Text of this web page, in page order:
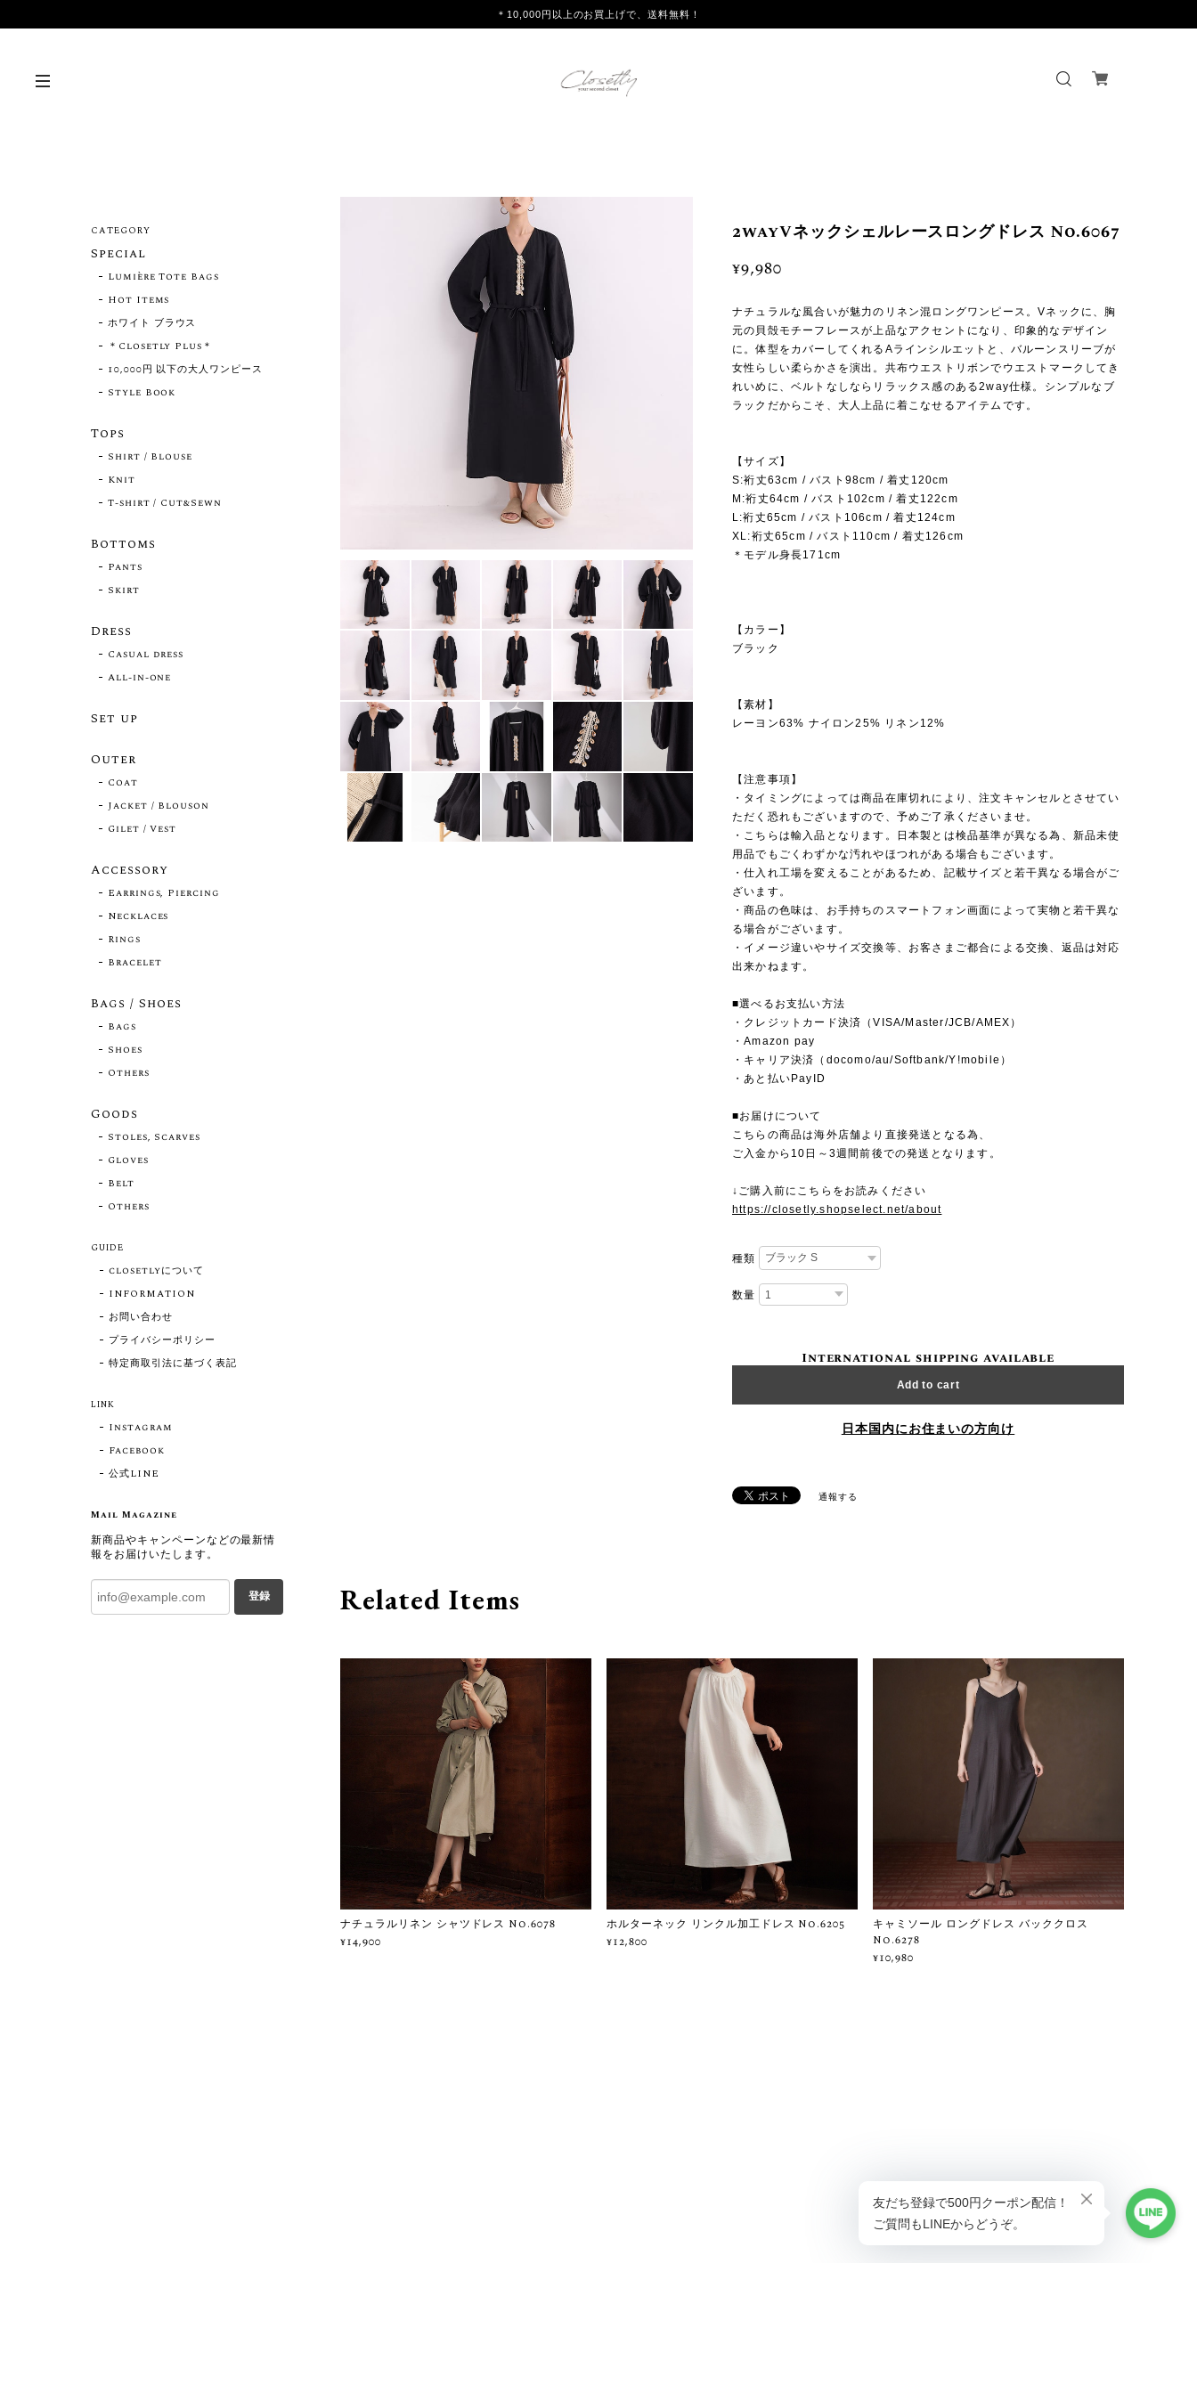
＊10,000円以上のお買上げで、送料無料！
2wayVネックシェルレースロングドレス No.6067
¥9,980
ナチュラルな風合いが魅力のリネン混ロングワンピース。Vネックに、胸
元の貝殻モチーフレースが上品なアクセントになり、印象的なデザイン
に。体型をカバーしてくれるAラインシルエットと、バルーンスリーブが
女性らしい柔らかさを演出。共布ウエストリボンでウエストマークしてき
れいめに、ベルトなしならリラックス感のある2way仕様。シンプルなブ
ラックだからこそ、大人上品に着こなせるアイテムです。
【サイズ】
S:裄丈63cm / バスト98cm / 着丈120cm
M:裄丈64cm / バスト102cm / 着丈122cm
L:裄丈65cm / バスト106cm / 着丈124cm
XL:裄丈65cm / バスト110cm / 着丈126cm
＊モデル身長171cm
【カラー】
ブラック
【素材】
レーヨン63% ナイロン25% リネン12%
【注意事項】
・タイミングによっては商品在庫切れにより、注文キャンセルとさせてい
ただく恐れもございますので、予めご了承くださいませ。
・こちらは輸入品となります。日本製とは検品基準が異なる為、新品未使
用品でもごくわずかな汚れやほつれがある場合もございます。
・仕入れ工場を変えることがあるため、記載サイズと若干異なる場合がご
ざいます。
・商品の色味は、お手持ちのスマートフォン画面によって実物と若干異な
る場合がございます。
・イメージ違いやサイズ交換等、お客さまご都合による交換、返品は対応
出来かねます。
■選べるお支払い方法
・クレジットカード決済（VISA/Master/JCB/AMEX）
・Amazon pay
・キャリア決済（docomo/au/Softbank/Y!mobile）
・あと払いPayID
■お届けについて
こちらの商品は海外店舗より直接発送となる為、
ご入金から10日～3週間前後での発送となります。
↓ご購入前にこちらをお読みください
https://closetly.shopselect.net/about
種類
数量
International shipping available
Add to cart
日本国内にお住まいの方向け
通報する
Related Items
ナチュラルリネン シャツドレス No.6078
¥14,900
ホルターネック リンクル加工ドレス No.6205
¥12,800
キャミソール ロングドレス バッククロス
No.6278
¥10,980
CATEGORY
Special
Lumière Tote Bags
Hot Items
ホワイト ブラウス
＊Closetly Plus＊
10,000円 以下の大人ワンピース
Style Book
Tops
Shirt / Blouse
Knit
T-shirt / Cut&Sewn
Bottoms
Pants
Skirt
Dress
Casual dress
All-in-one
Set up
Outer
Coat
Jacket / Blouson
Gilet / Vest
Accessory
Earrings, Piercing
Necklaces
Rings
Bracelet
Bags / Shoes
Bags
Shoes
Others
Goods
Stoles, Scarves
Gloves
Belt
Others
GUIDE
closetlyについて
INFORMATION
お問い合わせ
プライバシーポリシー
特定商取引法に基づく表記
LINK
Instagram
Facebook
公式LINE
Mail Magazine
新商品やキャンペーンなどの最新情
報をお届けいたします。
登録